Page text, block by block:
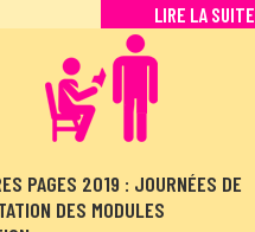
LIRE LA SUITE
PAGES 2019 : JOURNÉES DE
DES MODULES